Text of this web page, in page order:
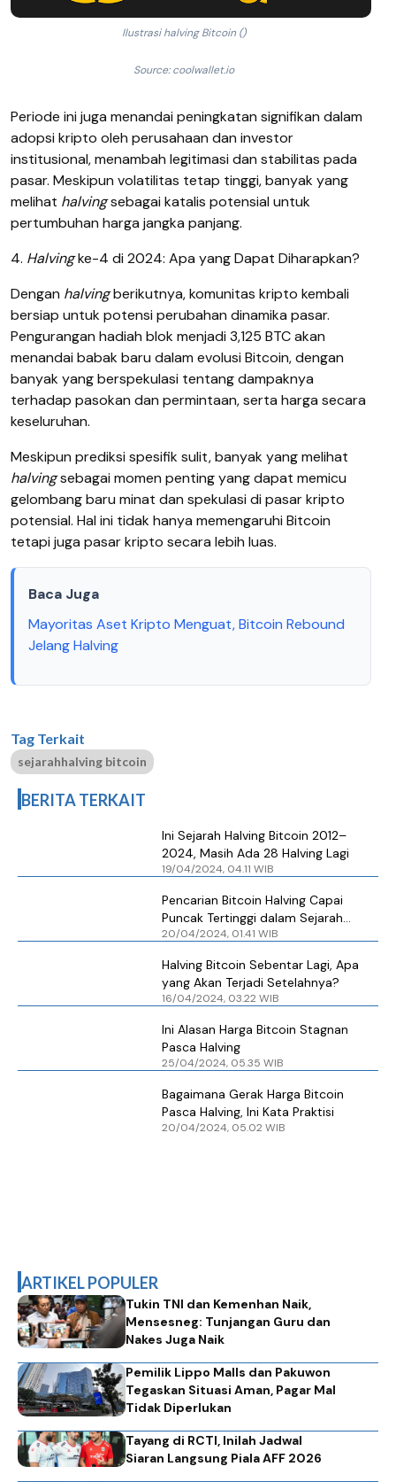
Ilustrasi halving Bitcoin ()
Source: coolwallet.io
Periode ini juga menandai peningkatan signifikan dalam
adopsi kripto oleh perusahaan dan investor
institusional, menambah legitimasi dan stabilitas pada
pasar. Meskipun volatilitas tetap tinggi, banyak yang
melihat halvingsebagai katalis potensial untuk
pertumbuhan harga jangka panjang.
4. Halvingke-4 di 2024: Apa yang Dapat Diharapkan?
Dengan halvingberikutnya, komunitas kripto kembali
bersiap untuk potensi perubahan dinamika pasar.
Pengurangan hadiah blok menjadi 3,125 BTC akan
menandai babak baru dalam evolusi Bitcoin, dengan
banyak yang berspekulasi tentang dampaknya
terhadap pasokan dan permintaan, serta harga secara
keseluruhan.
Meskipun prediksi spesifik sulit, banyak yang melihat
halvingsebagai momen penting yang dapat memicu
gelombang baru minat dan spekulasi di pasar kripto
potensial. Hal ini tidak hanya memengaruhi Bitcoin
tetapi juga pasar kripto secara lebih luas.
Baca Juga
Mayoritas Aset Kripto Menguat, Bitcoin Rebound
Jelang Halving
Tag Terkait
sejarahhalving bitcoin
BERITA TERKAIT
Ini Sejarah Halving Bitcoin 2012–
2024, Masih Ada 28 Halving Lagi
19/04/2024, 04.11 WIB
Pencarian Bitcoin Halving Capai
Puncak Tertinggi dalam Sejarah
Penelusuran Google
20/04/2024, 01.41 WIB
Halving Bitcoin Sebentar Lagi, Apa
yang Akan Terjadi Setelahnya?
16/04/2024, 03.22 WIB
Ini Alasan Harga Bitcoin Stagnan
Pasca Halving
25/04/2024, 05.35 WIB
Bagaimana Gerak Harga Bitcoin
Pasca Halving, Ini Kata Praktisi
20/04/2024, 05.02 WIB
ARTIKEL POPULER
Tukin TNI dan Kemenhan Naik,
Mensesneg: Tunjangan Guru dan
Nakes Juga Naik
Pemilik Lippo Malls dan Pakuwon
Tegaskan Situasi Aman, Pagar Mal
Tidak Diperlukan
Tayang di RCTI, Inilah Jadwal
Siaran Langsung Piala AFF 2026